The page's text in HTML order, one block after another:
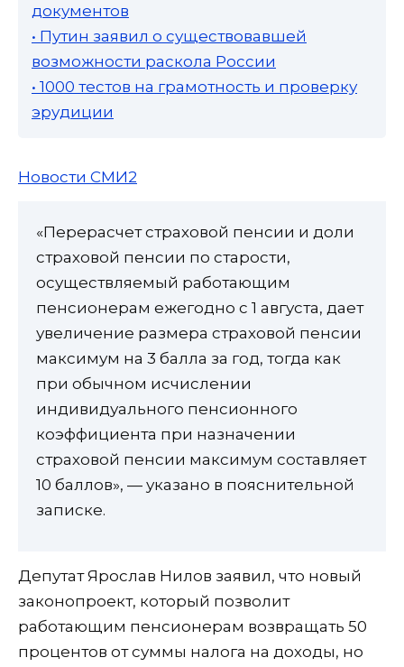
документов
• Путин заявил о существовавшей
возможности раскола России
• 1000 тестов на грамотность и проверку
эрудиции
Новости СМИ2
«Перерасчет страховой пенсии и доли
страховой пенсии по старости,
осуществляемый работающим
пенсионерам ежегодно с 1 августа, дает
увеличение размера страховой пенсии
максимум на 3 балла за год, тогда как
при обычном исчислении
индивидуального пенсионного
коэффициента при назначении
страховой пенсии максимум составляет
10 баллов», — указано в пояснительной
записке.
Депутат Ярослав Нилов заявил, что новый
законопроект, который позволит
работающим пенсионерам возвращать 50
процентов от суммы налога на доходы, но